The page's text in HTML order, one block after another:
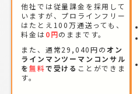
他社では従量課金を採用して
いますが、プロラインフリー
はたとえ100万通送っても、
料金は 0円のままです。
また、通常29,040円のオン
ラインマンツーマンコンサル
を無料で受ける ことができま
す。